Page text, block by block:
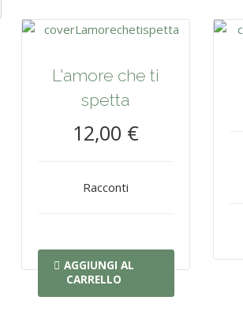
L'amore che ti
spetta
12,00 €
Racconti
AGGIUNGI AL
CARRELLO